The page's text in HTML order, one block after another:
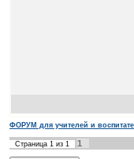
ФОРУМ для учителей и
Страница 1 из 1 1